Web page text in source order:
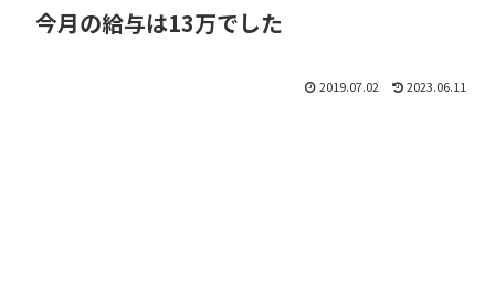
今月の給与は13万でした
2019.07.02 2023.06.11